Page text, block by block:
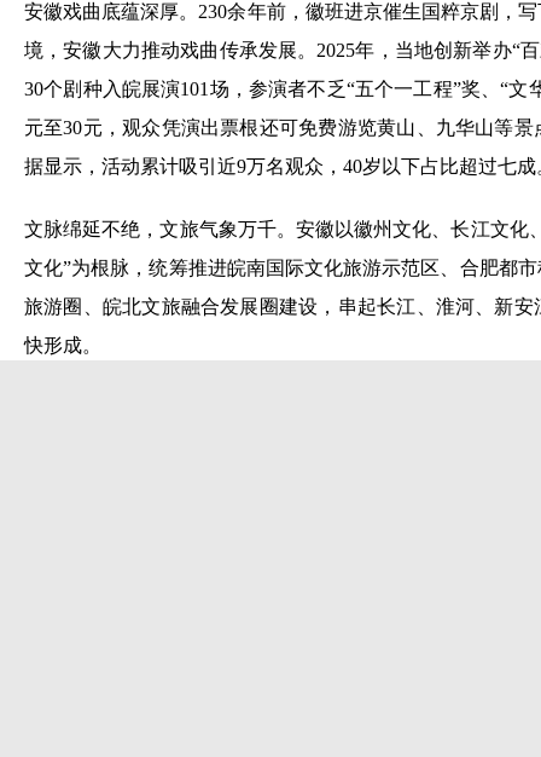
安徽戏曲底蕴深厚。230余年前，徽班进京催生国粹京剧，
境，安徽大力推动戏曲传承发展。2025年，当地创新举办“
30个剧种入皖展演101场，参演者不乏“五个一工程”奖、“文
元至30元，观众凭演出票根还可免费游览黄山、九华山等
据显示，活动累计吸引近9万名观众，40岁以下占比超过七成
文脉绵延不绝，文旅气象万千。安徽以徽州文化、长江文化
文化”为根脉，统筹推进皖南国际文化旅游示范区、合肥都
旅游圈、皖北文旅融合发展圈建设，串起长江、淮河、新
快形成。